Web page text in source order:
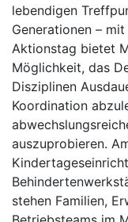
lebendigen
Generationen –
Aktionstag bietet
Möglichkeit, das
Disziplinen
Koordination
auszuprobieren.
stehen Familien,